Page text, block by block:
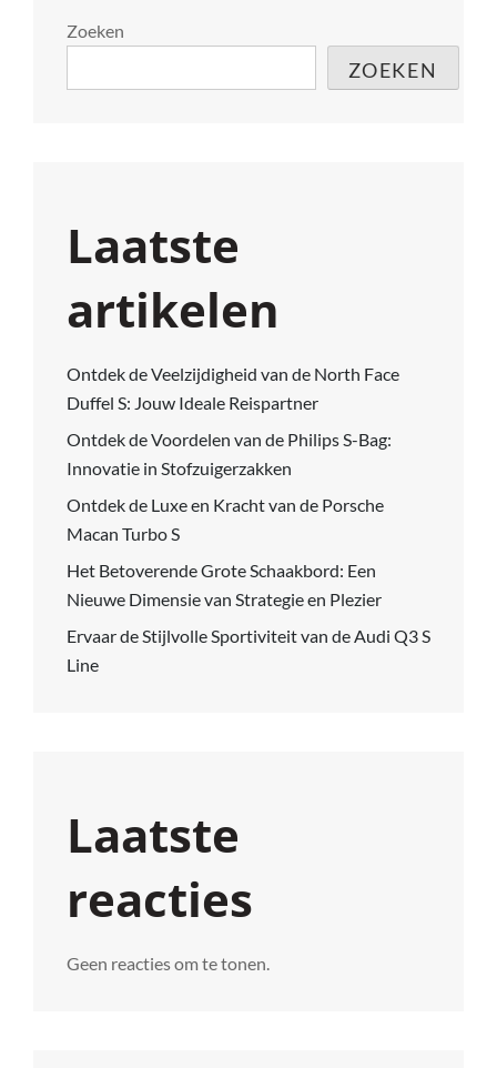
Zoeken
ZOEKEN
Laatste
artikelen
Ontdek de Veelzijdigheid van de North Face
Duffel S: Jouw Ideale Reispartner
Ontdek de Voordelen van de Philips S-Bag:
Innovatie in Stofzuigerzakken
Ontdek de Luxe en Kracht van de Porsche
Macan Turbo S
Het Betoverende Grote Schaakbord: Een
Nieuwe Dimensie van Strategie en Plezier
Ervaar de Stijlvolle Sportiviteit van de Audi Q3 S
Line
Laatste
reacties
Geen reacties om te tonen.